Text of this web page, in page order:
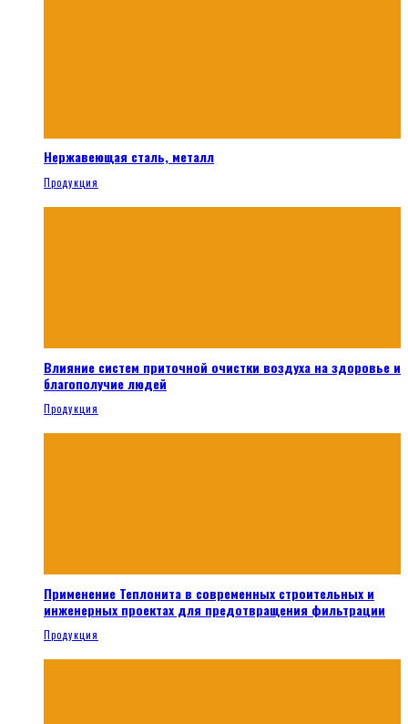
Нержавеющая сталь, металл
Продукция
Влияние систем приточной очистки воздуха на здоровье и
благополучие людей
Продукция
Применение Теплонита в современных строительных и
инженерных проектах для предотвращения фильтрации
Продукция